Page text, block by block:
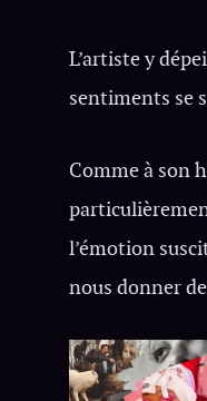
L’artiste y
sentiments se
Comme à son
l’émotion
nous donner